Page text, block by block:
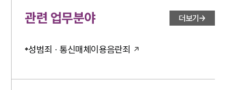
대륜법률상담예약
관련 업무분야 더보기
성범죄 · 통신매체이용음란죄